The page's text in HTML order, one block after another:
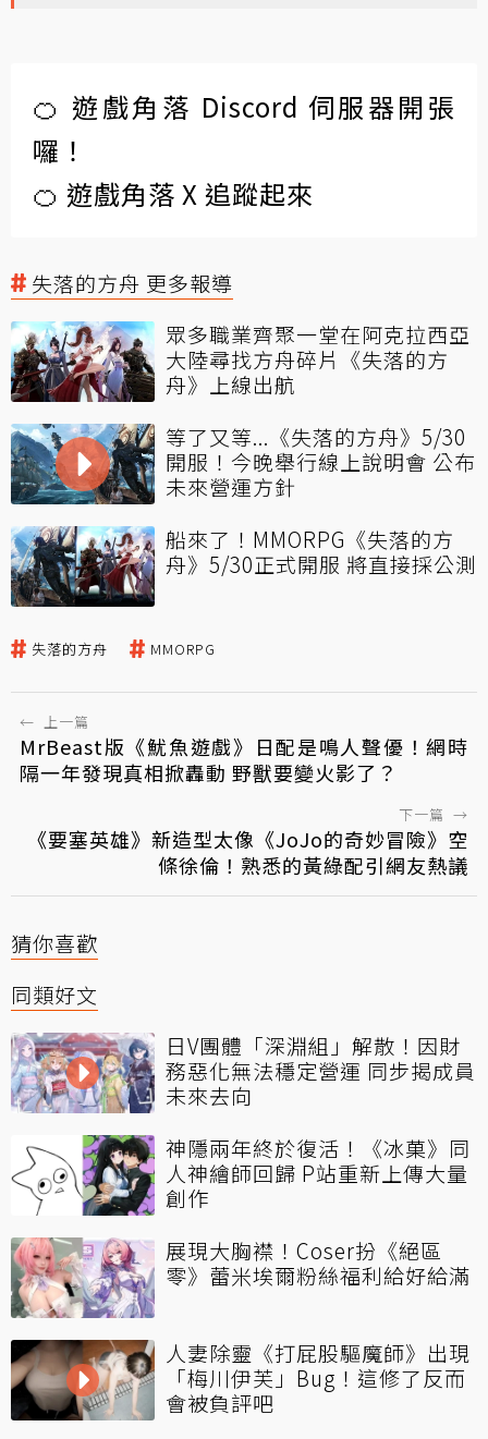
🍊 遊戲角落 Discord 伺服器開張
囉！
🍊 遊戲角落 X 追蹤起來
失落的方舟 更多報導
眾多職業齊聚一堂在阿克拉西亞
大陸尋找方舟碎片《失落的方
舟》上線出航
等了又等...《失落的方舟》5/30
開服！今晚舉行線上說明會 公布
未來營運方針
船來了！MMORPG《失落的方
舟》5/30正式開服 將直接採公測
失落的方舟 MMORPG
← 上一篇
MrBeast版《魷魚遊戲》日配是鳴人聲優！網時
隔一年發現真相掀轟動 野獸要變火影了？
下一篇 →
《要塞英雄》新造型太像《JoJo的奇妙冒險》空
條徐倫！熟悉的黃綠配引網友熱議
猜你喜歡
同類好文
日V團體「深淵組」解散！因財
務惡化無法穩定營運 同步揭成員
未來去向
神隱兩年終於復活！《冰菓》同
人神繪師回歸 P站重新上傳大量
創作
展現大胸襟！Coser扮《絕區
零》蕾米埃爾粉絲福利給好給滿
人妻除靈《打屁股驅魔師》出現
「梅川伊芙」Bug！這修了反而
會被負評吧